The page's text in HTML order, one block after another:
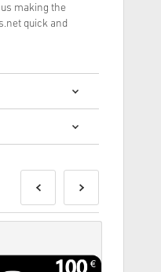
making the
quick and
tie ir oriģināli.